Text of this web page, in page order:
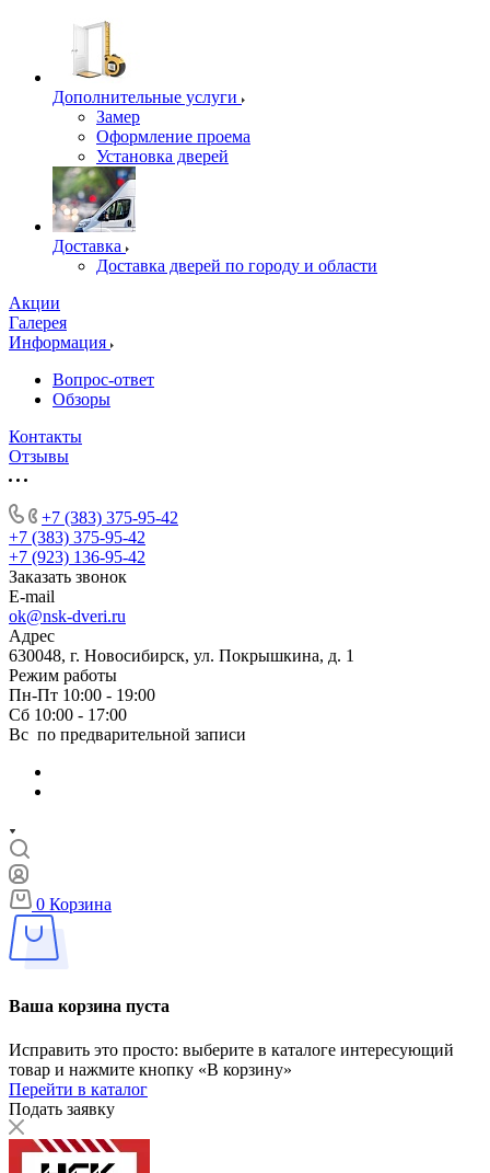
Дополнительные услуги
Замер
Оформление проема
Установка дверей
Доставка
Доставка дверей по городу и области
Акции
Галерея
Информация
Вопрос-ответ
Обзоры
Контакты
Отзывы
+7 (383) 375-95-42
+7 (383) 375-95-42
+7 (923) 136-95-42
Заказать звонок
E-mail
ok@nsk-dveri.ru
Адрес
630048, г. Новосибирск, ул. Покрышкина, д. 1
Режим работы
Пн-Пт 10:00 - 19:00
Сб 10:00 - 17:00
Вс по предварительной записи
0 Корзина
Ваша корзина пуста
Исправить это просто: выберите в каталоге интересующий
товар и нажмите кнопку «В корзину»
Перейти в каталог
Подать заявку